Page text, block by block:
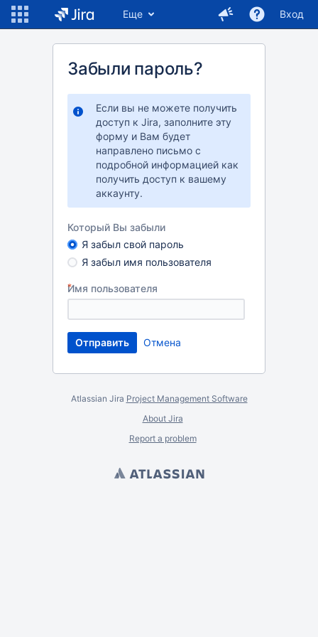
Еще Вход
Забыли пароль?
Если вы не можете получить
доступ к Jira, заполните эту
форму и Вам будет
направлено письмо с
подробной информацией как
получить доступ к вашему
аккаунту.
Который Вы забыли
Я забыл свой пароль
Я забыл имя пользователя
Имя пользователя
Отмена
Atlassian Jira Project Management Software
About Jira
Report a problem